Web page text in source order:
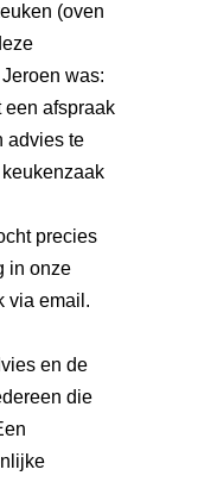
(oven
was:
afspraak
advies te
precies
in onze
via email.
en de
die